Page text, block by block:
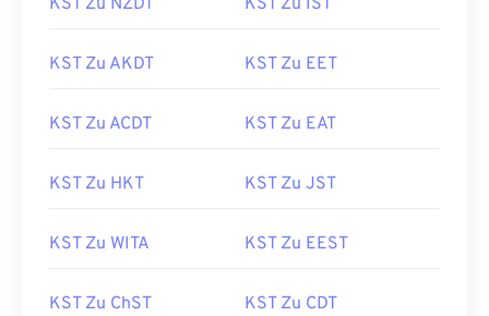
KST Zu NZDT KST Zu IST
KST Zu AKDT KST Zu EET
KST Zu ACDT KST Zu EAT
KST Zu HKT KST Zu JST
KST Zu WITA KST Zu EEST
KST Zu ChST KST Zu CDT